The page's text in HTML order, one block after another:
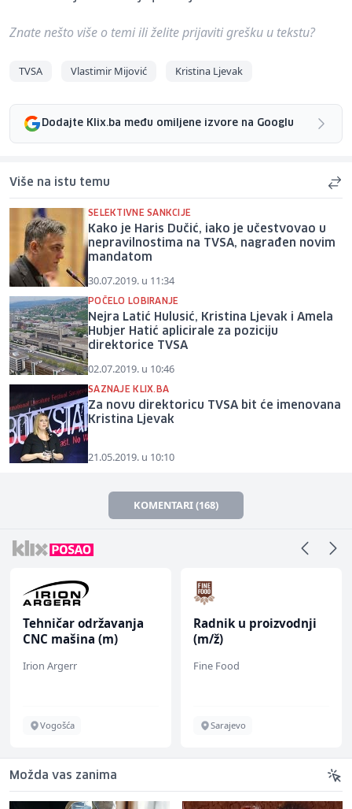
Znate nešto više o temi ili želite prijaviti grešku u tekstu?
TVSA Vlastimir Mijović Kristina Ljevak
Dodajte Klix.ba među omiljene izvore na Googlu
Više na istu temu
SELEKTIVNE SANKCIJE
Kako je Haris Dučić, iako je učestvovao u
nepravilnostima na TVSA, nagrađen novim
mandatom
30.07.2019. u 11:34
POČELO LOBIRANJE
Nejra Latić Hulusić, Kristina Ljevak i Amela
Hubjer Hatić aplicirale za poziciju
direktorice TVSA
02.07.2019. u 10:46
SAZNAJE KLIX.BA
Za novu direktoricu TVSA bit će imenovana
Kristina Ljevak
21.05.2019. u 10:10
KOMENTARI (168)
Tehničar održavanja
CNC mašina (m)
Irion Argerr
Vogošća
Radnik u proizvodnji
(m/ž)
Fine Food
Sarajevo
Možda vas zanima